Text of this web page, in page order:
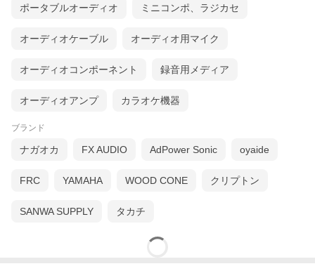
ポータブルオーディオ ミニコンポ、ラジカセ
オーディオケーブル オーディオ用マイク
オーディオコンポーネント 録音用メディア
オーディオアンプ カラオケ機器
ブランド
ナガオカ FX AUDIO AdPower Sonic oyaide
FRC YAMAHA WOOD CONE クリプトン
SANWA SUPPLY タカチ